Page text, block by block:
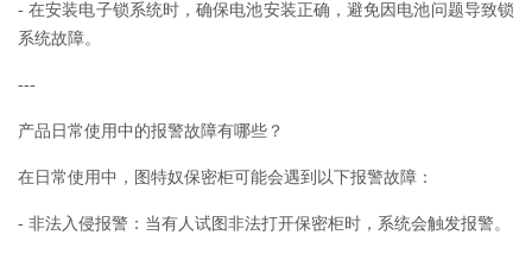
- 在安装电子锁系统时，确保电池安装正确，避免因电池问题导致锁
系统故障。
---
产品日常使用中的报警故障有哪些？
在日常使用中，图特奴保密柜可能会遇到以下报警故障：
- 非法入侵报警：当有人试图非法打开保密柜时，系统会触发报警。